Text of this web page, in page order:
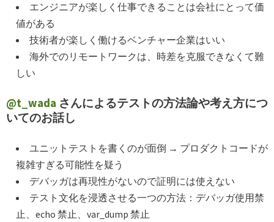
エンジニアが楽しく仕事できることは会社にとって価
値がある
技術者が楽しく働けるベンチャー企業はいい
海外でのリモートワークは、時差を克服できなくて難
しい
@t_wada さんによるテストの方法論や考え方につ
いてのお話し
ユニットテストを書くのが面倒 → プロダクトコードが
複雑すぎる可能性を疑う
デバッガは再現性がないので証明には使えない
テスト文化を浸透させる一つの方法：デバッガ使用禁
止、echo 禁止、var_dump 禁止